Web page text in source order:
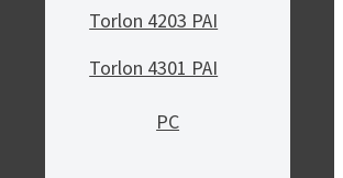
Torlon 4203 PAI
Torlon 4301 PAI
PC